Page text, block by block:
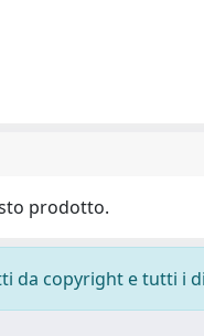
prodotto.
da copyright e tutti i